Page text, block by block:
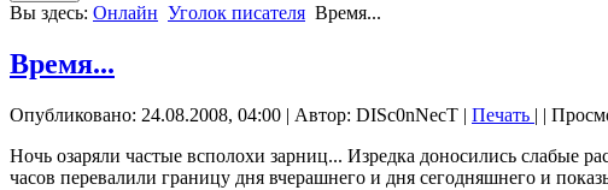
Вы здесь: Онлайн Уголок писателя Время...
Время...
Опубликовано: 24.08.2008, 04:00 | Автор: DISc0nNecT | Печать | |
Ночь озаряли частые всполохи зарниц... Изредка доносились слабые
часов перевалили границу дня вчерашнего и дня сегодняшнего и